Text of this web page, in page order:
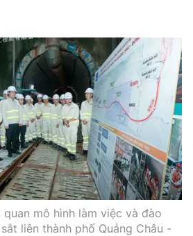
mô hình làm việc và đào
liên thành phố Quảng Châu -